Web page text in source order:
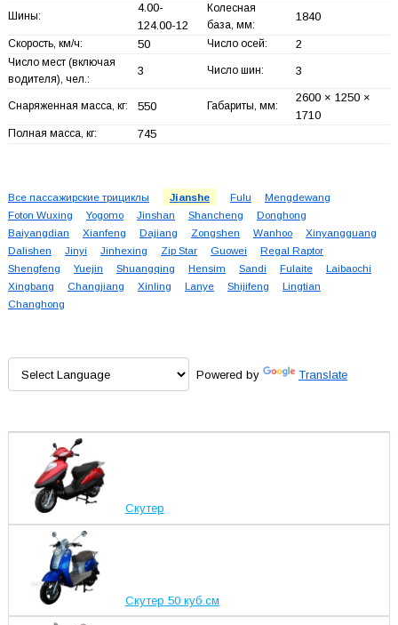
Шины:
4.00-
124.00-12
Колесная
база, мм:
1840
Скорость, км/ч: 50 Число осей: 2
Число мест (включая
водителя), чел.:
3 Число шин: 3
Снаряженная масса, кг: 550 Габариты, мм:
2600 × 1250 ×
1710
Полная масса, кг: 745
Все пассажирские трициклы Jianshe Fulu
Mengdewang
Foton Wuxing
Yogomo Jinshan Shancheng
Donghong
Baiyangdian
Xianfeng Dajiang Zongshen Wanhoo
Xinyangguang
Dalishen
Jinyi Jinhexing Zip Star Guowei
Regal Raptor
Shengfeng
Yuejin Shuangqing Hensim Sandi Fulaite
Laibaochi
Xingbang
Changjiang Xinling Lanye Shijifeng
Lingtian
Changhong
Powered by Translate
Скутер
Скутер 50 куб.см